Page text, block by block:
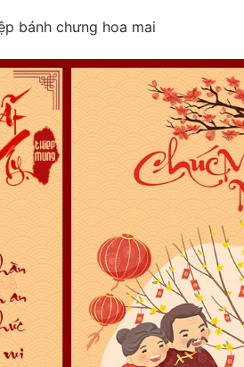
bánh chưng hoa mai